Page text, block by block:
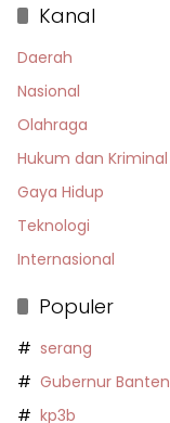
Kanal
Daerah
Nasional
Olahraga
Hukum dan Kriminal
Gaya Hidup
Teknologi
Internasional
Populer
serang
Gubernur Banten
kp3b